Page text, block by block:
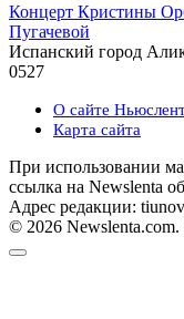
Концерт Кристины
Пугачевой
Испанский город
0527
О сайте
Карта сайта
При использовании
ссылка на Newslenta
Адрес редакции:
© 2026